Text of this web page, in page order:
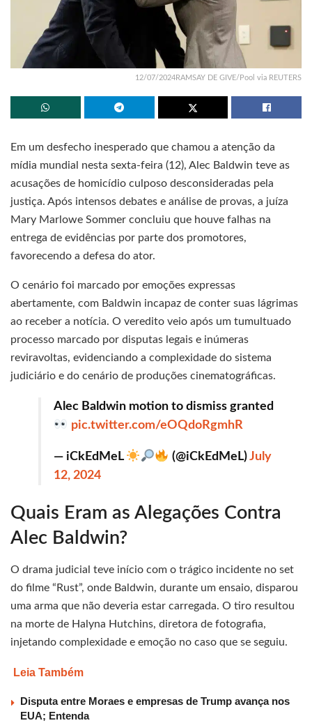
12/07/2024RAMSAY DE GIVE/Pool via REUTERS
Em um desfecho inesperado que chamou a atenção da
mídia mundial nesta sexta-feira (12), Alec Baldwin teve as
acusações de homicídio culposo desconsideradas pela
justiça. Após intensos debates e análise de provas, a juíza
Mary Marlowe Sommer concluiu que houve falhas na
entrega de evidências por parte dos promotores,
favorecendo a defesa do ator.
O cenário foi marcado por emoções expressas
abertamente, com Baldwin incapaz de conter suas lágrimas
ao receber a notícia. O veredito veio após um tumultuado
processo marcado por disputas legais e inúmeras
reviravoltas, evidenciando a complexidade do sistema
judiciário e do cenário de produções cinematográficas.
Alec Baldwin motion to dismiss granted
pic.twitter.com/eOQdoRgmhR
— iCkEdMeL (@iCkEdMeL)July
12, 2024
Quais Eram as Alegações Contra
Alec Baldwin?
O drama judicial teve início com o trágico incidente no set
do filme “Rust”, onde Baldwin, durante um ensaio, disparou
uma arma que não deveria estar carregada. O tiro resultou
na morte de Halyna Hutchins, diretora de fotografia,
injetando complexidade e emoção no caso que se seguiu.
Leia Também
Disputa entre Moraes e empresas de Trump avança nos
EUA; Entenda